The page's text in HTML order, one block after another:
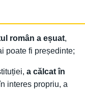
român a eșuat,
poate fi președinte;
a călcat în
interes propriu, a